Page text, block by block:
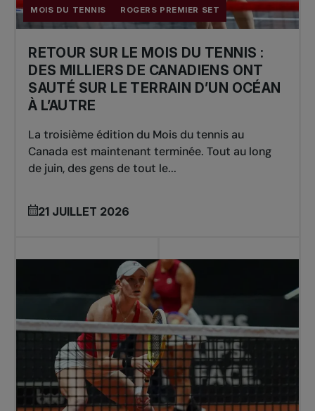
MOIS DU TENNIS ROGERS PREMIER SET
RETOUR SUR LE MOIS DU TENNIS :
DES MILLIERS DE CANADIENS ONT
SAUTÉ SUR LE TERRAIN D’UN OCÉAN
À L’AUTRE
La troisième édition du Mois du tennis au
Canada est maintenant terminée. Tout au long
de juin, des gens de tout le...
21 JUILLET 2026